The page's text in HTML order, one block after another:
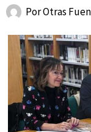
PorOtras